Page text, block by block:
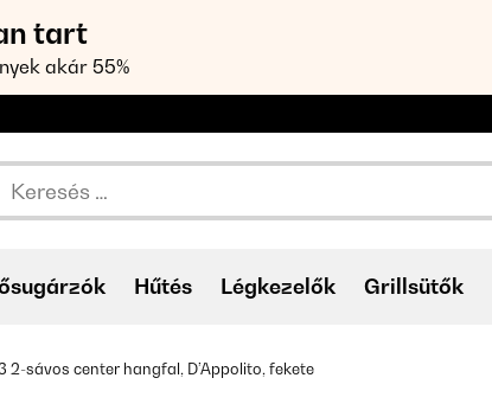
tart
akár 55%
Hűtés Légkezelők Grillsütők
2-sávos center hangfal, D’Appolito, fekete